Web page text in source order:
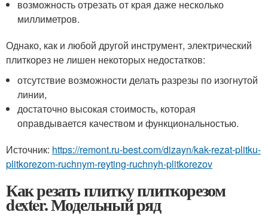
возможность отрезать от края даже несколько
миллиметров.
Однако, как и любой другой инструмент, электрический
плиткорез не лишен некоторых недостатков:
отсутствие возможности делать разрезы по изогнутой
линии,
достаточно высокая стоимость, которая
оправдывается качеством и функциональностью.
Источник: https://remont.ru-best.com/dizayn/kak-rezat-plitku-
plitkorezom-ruchnym-reyting-ruchnyh-plitkorezov
Как резать плитку плиткорезом
dexter. Модельный ряд